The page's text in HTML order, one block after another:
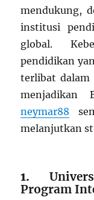
mendukung,
institusi
global.
pendidikan
terlibat dalam
menjadikan
neymar88
melanjutkan
1.
Program